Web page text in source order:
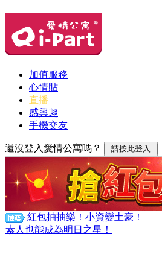
加值服務
心情貼
直播
感興趣
手機交友
還沒登入愛情公寓嗎？
紅包抽抽樂！小資變土豪！
素人也能成為明日之星！